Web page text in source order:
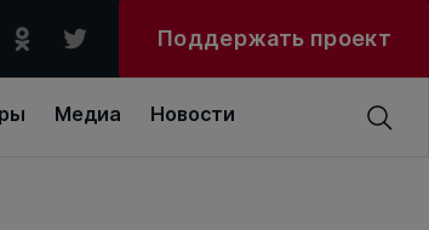
Поддержать проект
Медиа Новости